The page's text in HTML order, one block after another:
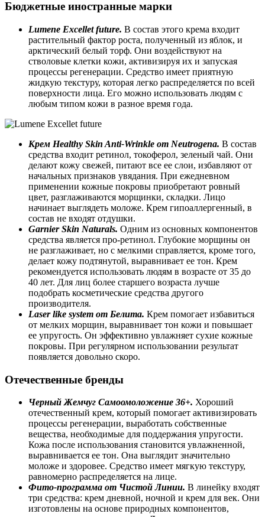
Бюджетные иностранные марки
Lumene Excellet future. В состав этого крема входит
растительный фактор роста, полученный из яблок, и
арктический белый торф. Они воздействуют на
стволовые клетки кожи, активизируя их и запуская
процессы регенерации. Средство имеет приятную
жидкую текстуру, которая легко распределяется по всей
поверхности лица. Его можно использовать людям с
любым типом кожи в разное время года.
Крем Healthy Skin Anti-Wrinkle от Neutrogena. В состав
средства входит ретинол, токоферол, зеленый чай. Они
делают кожу свежей, питают все ее слои, избавляют от
начальных признаков увядания. При ежедневном
применении кожные покровы приобретают ровный
цвет, разглаживаются морщинки, складки. Лицо
начинает выглядеть моложе. Крем гипоаллергенный, в
состав не входят отдушки.
Garnier Skin Naturals. Одним из основных компонентов
средства является про-ретинол. Глубокие морщины он
не разглаживает, но с мелкими справляется, кроме того,
делает кожу подтянутой, выравнивает ее тон. Крем
рекомендуется использовать людям в возрасте от 35 до
40 лет. Для лиц более старшего возраста лучше
подобрать косметические средства другого
производителя.
Laser like system от Белита. Крем помогает избавиться
от мелких морщин, выравнивает тон кожи и повышает
ее упругость. Он эффективно увлажняет сухие кожные
покровы. При регулярном использовании результат
появляется довольно скоро.
Отечественные бренды
Черный Жемчуг Самоомоложение 36+. Хороший
отечественный крем, который помогает активизировать
процессы регенерации, выработать собственные
вещества, необходимые для поддержания упругости.
Кожа после использования становится увлажненной,
выравнивается ее тон. Она выглядит значительно
моложе и здоровее. Средство имеет мягкую текстуру,
равномерно распределяется на лице.
Фито-программа от Чистой Линии. В линейку входят
три средства: крем дневной, ночной и крем для век. Они
изготовлены на основе природных компонентов,